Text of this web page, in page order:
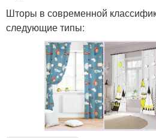
Шторы в современной
следующие типы: